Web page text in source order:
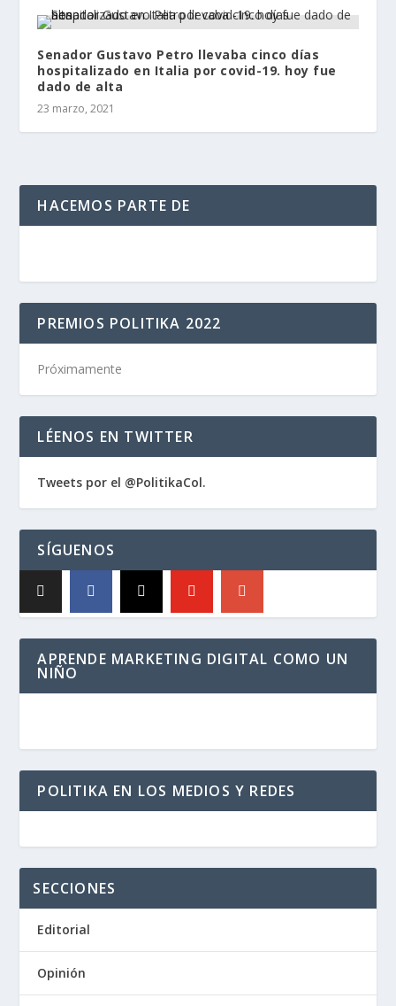
Senador Gustavo Petro llevaba cinco días
hospitalizado en Italia por covid-19. hoy fue
dado de alta
23 marzo, 2021
HACEMOS PARTE DE
PREMIOS POLITIKA 2022
Próximamente
LÉENOS EN TWITTER
Tweets por el @PolitikaCol.
SÍGUENOS
APRENDE MARKETING DIGITAL COMO UN
NIÑO
POLITIKA EN LOS MEDIOS Y REDES
SECCIONES
Editorial
Opinión